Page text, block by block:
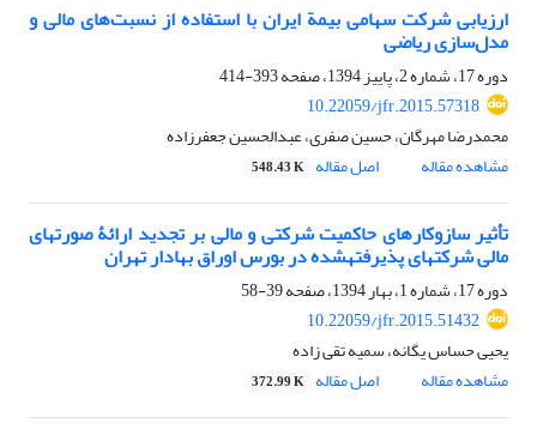
ارزیابی شرکت سهامی بیمة ایران با استفاده از نسبت‌های مالی و
مدل‌سازی ریاضی
دوره 17، شماره 2، پاییز 1394، صفحه
393-414
10.22059/jfr.2015.57318
محمدرضا مهرگان، حسین صفری، عبدالحسین جعفرزاده
مشاهده مقاله
اصل مقاله 548.43 K
تأثیر سازوکارهای حاکمیت شرکتی و مالی بر تجدید ارائۀ صورت‎های
مالی شرکت‎های پذیرفته‎شده در بورس اوراق بهادار تهران
دوره 17، شماره 1، بهار 1394، صفحه
39-58
10.22059/jfr.2015.51432
یحیی حساس یگانه، سمیه تقی زاده
مشاهده مقاله
اصل مقاله 372.99 K